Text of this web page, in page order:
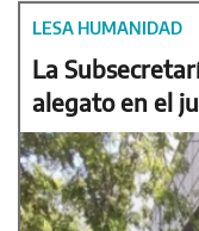
LESA HUMANIDAD
La
alegato en el